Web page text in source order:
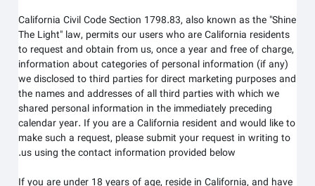
California Civil Code Section 1798.83, also known as the "Shine
The Light" law, permits our users who are California residents
to request and obtain from us, once a year and free of charge,
information about categories of personal information (if any)
we disclosed to third parties for direct marketing purposes and
the names and addresses of all third parties with which we
shared personal information in the immediately preceding
calendar year. If you are a California resident and would like to
make such a request, please submit your request in writing to
us using the contact information provided below.
If you are under 18 years of age, reside in California, and have